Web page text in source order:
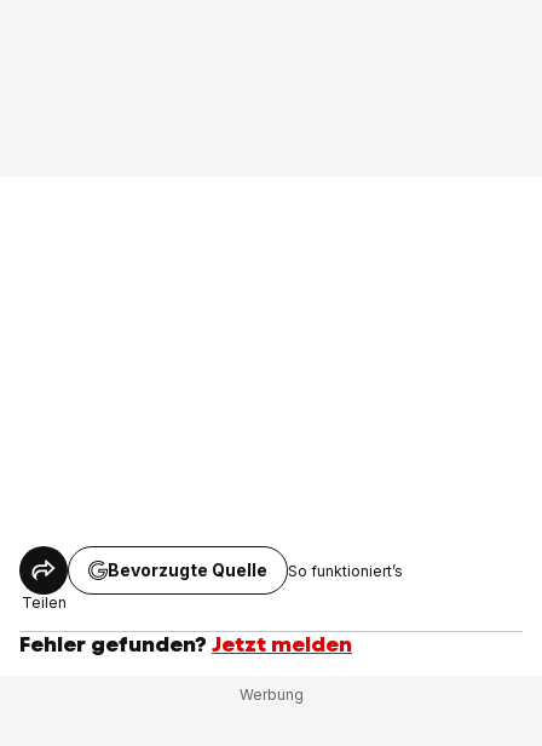
Teilen
Bevorzugte Quelle So funktioniert’s
Fehler gefunden? Jetzt melden